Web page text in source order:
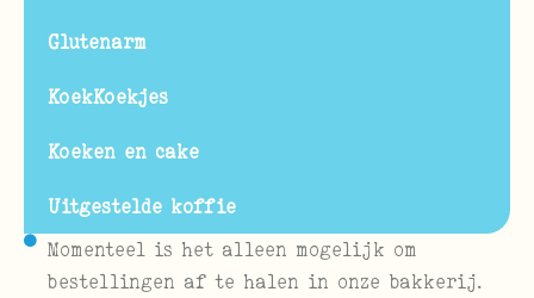
Glutenarm
KoekKoekjes
Koeken en cake
Uitgestelde koffie
Momenteel is het alleen mogelijk om
bestellingen af te halen in onze bakkerij.